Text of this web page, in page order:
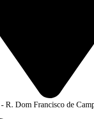
- R. Dom Francisco de